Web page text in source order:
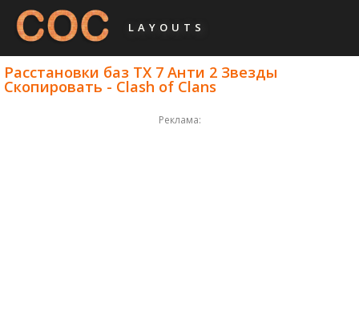
LAYOUTS
Расстановки баз ТХ 7 Анти 2 Звезды
Скопировать - Clash of Clans
Реклама: